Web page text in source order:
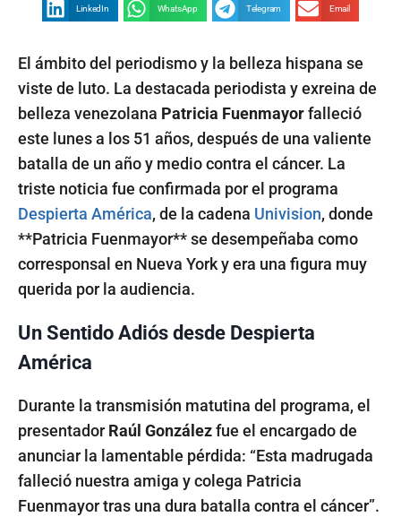
LinkedIn WhatsApp Telegram Email
El ámbito del periodismo y la belleza hispana se
viste de luto. La destacada periodista y exreina de
belleza venezolana Patricia Fuenmayorfalleció
este lunes a los 51 años, después de una valiente
batalla de un año y medio contra el cáncer. La
triste noticia fue confirmada por el programa
Despierta América, de la cadena Univision, donde
**Patricia Fuenmayor** se desempeñaba como
corresponsal en Nueva York y era una figura muy
querida por la audiencia.
Un Sentido Adiós desde Despierta
América
Durante la transmisión matutina del programa, el
presentadorRaúl Gonzálezfue el encargado de
anunciar la lamentable pérdida: “Esta madrugada
falleció nuestra amiga y colega Patricia
Fuenmayor tras una dura batalla contra el cáncer”.